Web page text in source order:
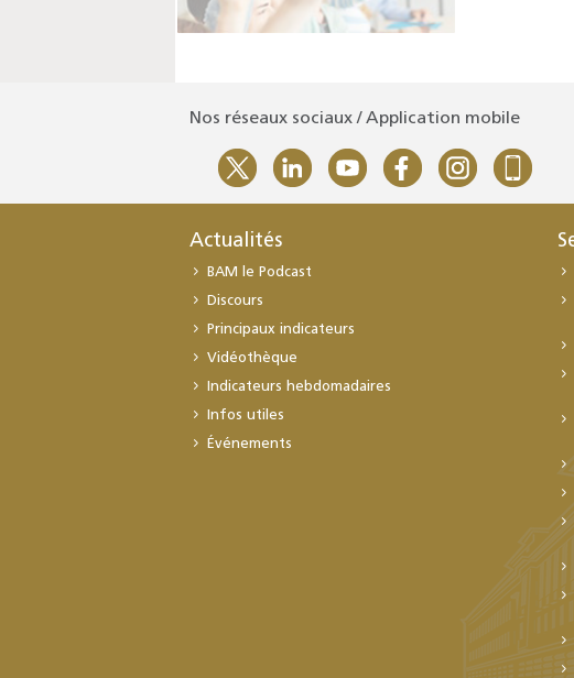
Nos réseaux sociaux / Application mobile
Actualités
BAM le Podcast
Discours
Principaux indicateurs
Vidéothèque
Indicateurs hebdomadaires
Infos utiles
Événements